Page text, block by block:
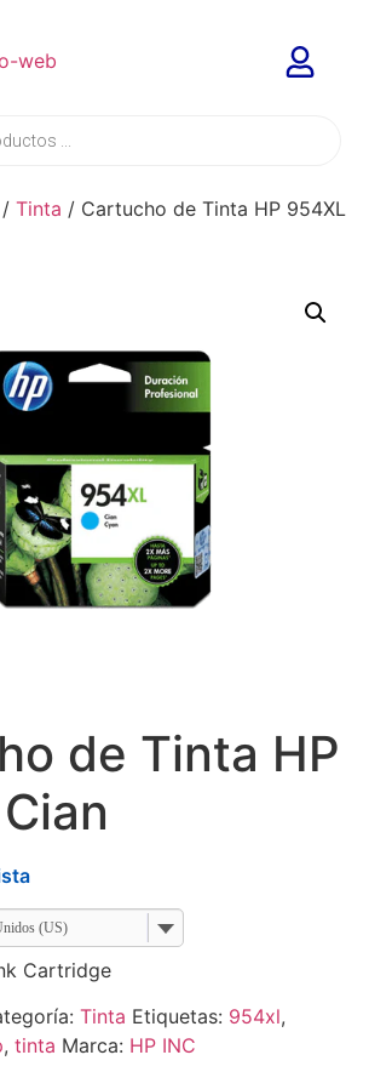
/ Tinta / Cartucho de Tinta HP 954XL
de Tinta HP
(US)
Cartridge
Tinta Etiquetas: 954xl,
, tinta Marca: HP INC